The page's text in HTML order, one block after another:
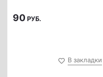
90 РУБ.
В закладки